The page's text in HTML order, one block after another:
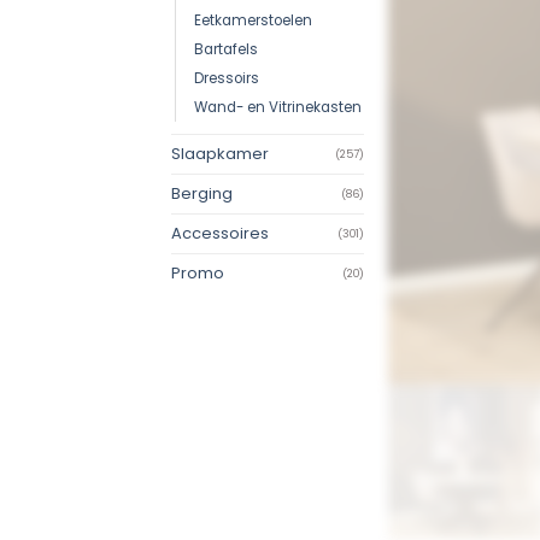
Eetkamerstoelen
Bartafels
Dressoirs
Wand- en Vitrinekasten
Slaapkamer (257)
Berging (86)
Accessoires (301)
Promo (20)